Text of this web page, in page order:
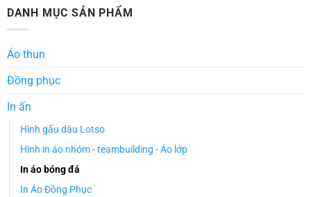
DANH MỤC SẢN PHẨM
Áo thun
Đồng phục
In ấn
Hình gấu dâu Lotso
Hình in áo nhóm - teambuilding - Áo lớp
In áo bóng đá
In Áo Đồng Phục